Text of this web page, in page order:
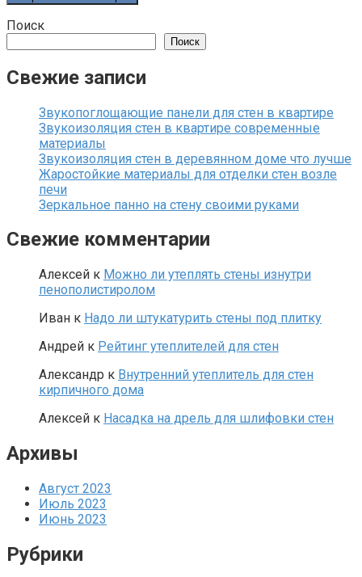
Поиск
Поиск
Свежие записи
Звукопоглощающие панели для стен в квартире
Звукоизоляция стен в квартире современные
материалы
Звукоизоляция стен в деревянном доме что лучше
Жаростойкие материалы для отделки стен возле
печи
Зеркальное панно на стену своими руками
Свежие комментарии
Алексей к Можно ли утеплять стены изнутри
пенополистиролом
Иван к Надо ли штукатурить стены под плитку
Андрей к Рейтинг утеплителей для стен
Александр к Внутренний утеплитель для стен
кирпичного дома
Алексей к Насадка на дрель для шлифовки стен
Архивы
Август 2023
Июль 2023
Июнь 2023
Рубрики